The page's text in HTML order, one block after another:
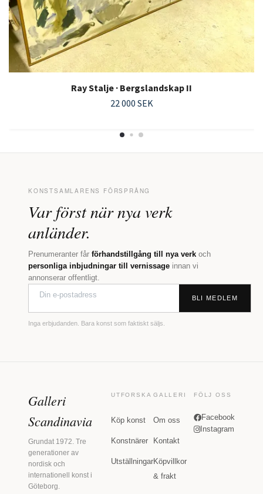
Ray Stalje · Bergslandskap II
22 000 SEK
KONSTSAMLARENS FÖRSPRÅNG
Var först när nya verk
anländer.
Prenumeranter får förhandstillgång till nya verk och
personliga inbjudningar till vernissage innan vi
annonserar offentligt.
BLI MEDLEM
Inga erbjudanden. Bara konst som faktiskt säljs.
Galleri
Scandinavia
Grundat 1972. Tre
generationer av
nordisk och
internationell konst i
Göteborg.
UTFORSKA
Köp konst
Konstnärer
Utställningar
GALLERI
Om oss
Kontakt
Köpvillkor
& frakt
FÖLJ OSS
Facebook
Instagram